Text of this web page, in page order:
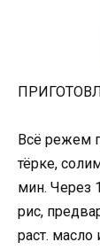
Всё режем
тёрке,
мин. Через
рис,
раст.